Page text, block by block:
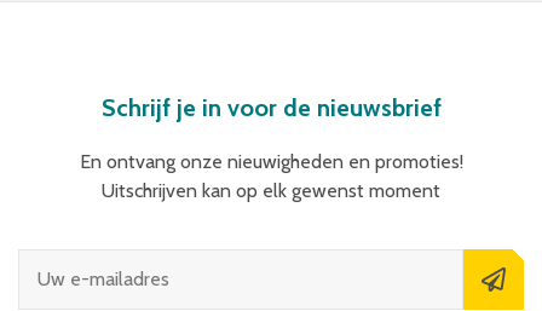
Schrijf je in voor de nieuwsbrief
En ontvang onze nieuwigheden en promoties!
Uitschrijven kan op elk gewenst moment